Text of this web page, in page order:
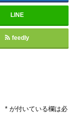
LINE
feedly
* が付いている欄は必